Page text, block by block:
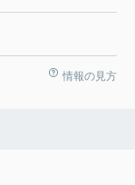
情報の見方